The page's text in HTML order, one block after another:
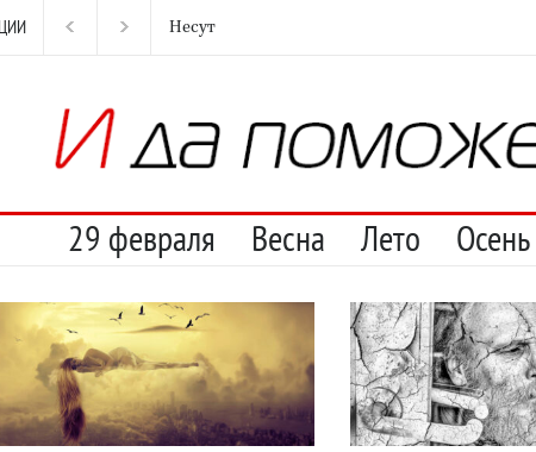
Несут И перестану
29 февраля Весна Лето Осень